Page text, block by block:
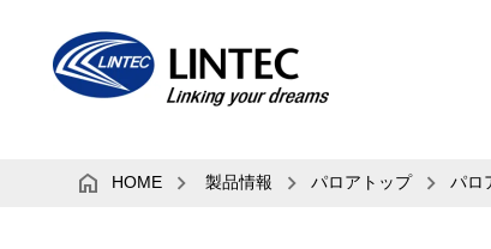
HOME 製品情報 パロアトップ パロ